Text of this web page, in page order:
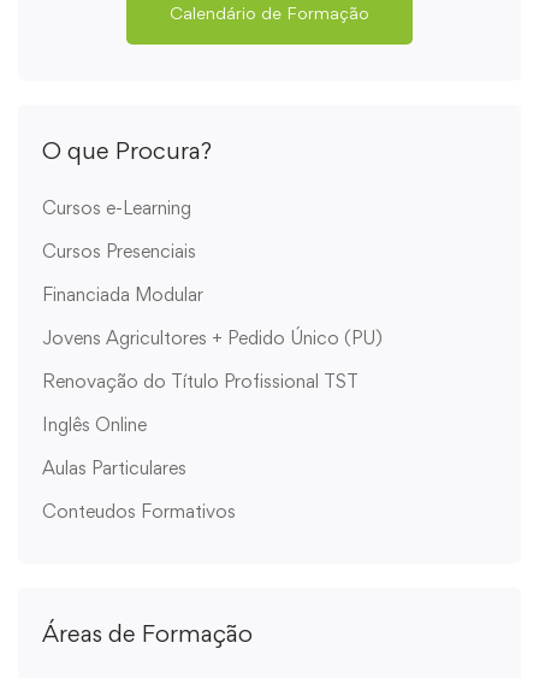
Calendário de Formação
O que Procura?
Cursos e-Learning
Cursos Presenciais
Financiada Modular
Jovens Agricultores + Pedido Único (PU)
Renovação do Título Profissional TST
Inglês Online
Aulas Particulares
Conteudos Formativos
Áreas de Formação